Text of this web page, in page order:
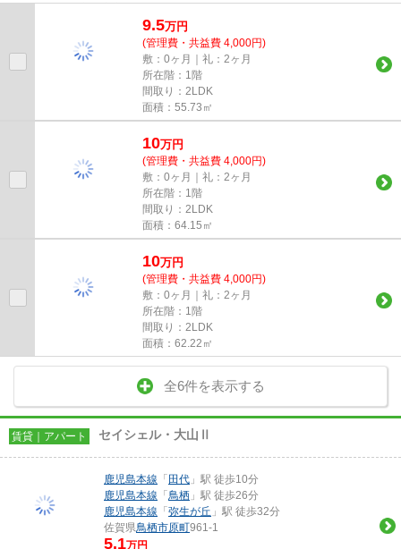
した、通気性の良い安心のア...
9.5万円
(管理費・共益費 4,000円)
敷：0ヶ月｜礼：2ヶ月
所在階：1階
間取り：2LDK
面積：55.73㎡
10万円
(管理費・共益費 4,000円)
敷：0ヶ月｜礼：2ヶ月
所在階：1階
間取り：2LDK
面積：64.15㎡
10万円
(管理費・共益費 4,000円)
敷：0ヶ月｜礼：2ヶ月
所在階：1階
間取り：2LDK
面積：62.22㎡
全6件を表示する
賃貸｜アパート セイシェル・大山Ⅱ
鹿児島本線 「田代 」駅 徒歩10分
鹿児島本線 「鳥栖 」駅 徒歩26分
鹿児島本線 「弥生が丘 」駅 徒歩32分
佐賀県鳥栖市原町961-1
5.1万円